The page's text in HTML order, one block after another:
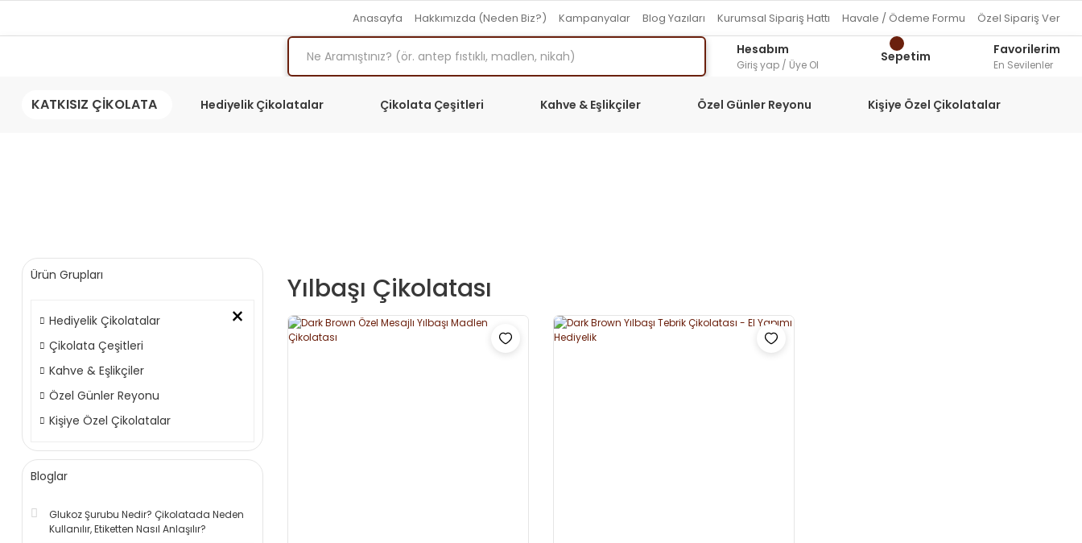
Anasayfa Hakkımızda (Neden Biz?) Kampanyalar Blog Yazıları Kurumsal Sipariş Hattı Havale / Ödeme Formu Özel Sipariş Ver
Hesabım
Giriş yap / Üye Ol
Sepetim Favorilerim
En Sevilenler
KATKISIZ ÇİKOLATA Hediyelik Çikolatalar Çikolata Çeşitleri Kahve & Eşlikçiler Özel Günler Reyonu Kişiye Özel Çikolatalar
Ürün Grupları
×
Hediyelik Çikolatalar
Çikolata Çeşitleri
Kahve & Eşlikçiler
Özel Günler Reyonu
Kişiye Özel Çikolatalar
Bloglar
Glukoz Şurubu Nedir? Çikolatada Neden
Kullanılır, Etiketten Nasıl Anlaşılır?
Yılbaşı Çikolatası